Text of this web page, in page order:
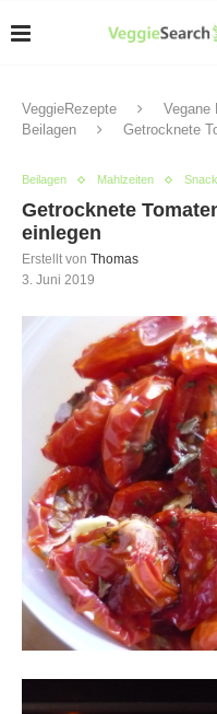
VeggieRezepte Vegane
Beilagen
Getrocknete
Beilagen Mahlzeiten
Getrocknete
einlegen
Erstellt von Thomas
3. Juni 2019